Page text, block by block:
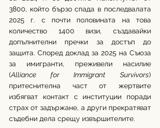
3800, който бързо спада в последвалата
2025 г. с почти половината на това
количество 1400 визи, създавайки
допълнителни пречки за достъп до
защита. Според доклад за 2025 на Съюза
за имигранти, преживели насилие
(Alliance for Immigrant Survivors)
притеснителна част от жертвите
избягват контакт с институции поради
страх от задържане, а други прекратяват
съдебни дела срещу извършителите.